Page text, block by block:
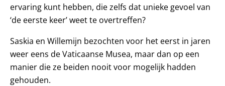
ervaring kunt hebben, die zelfs dat unieke gevoel van
‘de eerste keer’ weet te overtreffen?
Saskia en Willemijn bezochten voor het eerst in jaren
weer eens de Vaticaanse Musea, maar dan op een
manier die ze beiden nooit voor mogelijk hadden
gehouden.